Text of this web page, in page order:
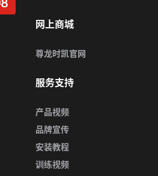
网上商城
尊龙时凯官网
服务支持
产品视频
品牌宣传
安装教程
训练视频